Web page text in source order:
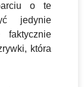
o te
jedynie
która